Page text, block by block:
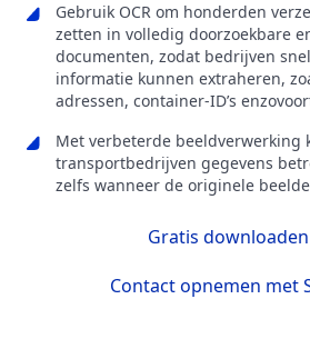
Gebruik OCR om honderden
zetten in volledig doorzoekbare
documenten, zodat bedrijven
informatie kunnen extraheren,
adressen, container-ID’s
Met verbeterde beeldverwerking
transportbedrijven gegevens
zelfs wanneer de originele
Gratis downloaden
Contact opnemen met